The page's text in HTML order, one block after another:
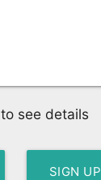
see details
SIGN UP